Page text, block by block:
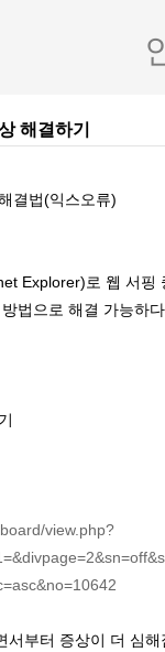
해결하기
결법(익스오류)
Explorer)로 웹 서핑
법으로 해결 가능하다.
view.php?
서부터 증상이 더 심해